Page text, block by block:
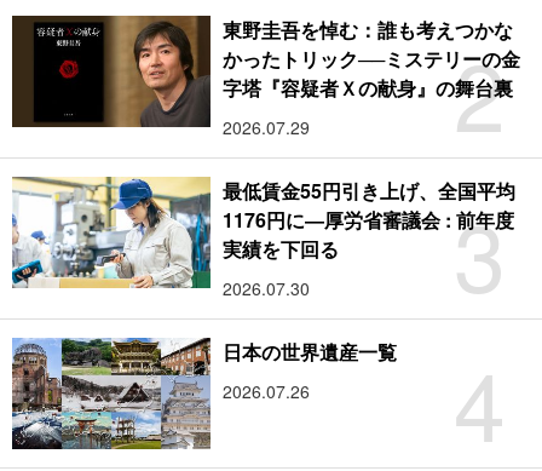
2
東野圭吾を悼む：誰も考えつかな
かったトリック──ミステリーの金
字塔『容疑者Ｘの献身』の舞台裏
2026.07.29
3
最低賃金55円引き上げ、全国平均
1176円に―厚労省審議会 : 前年度
実績を下回る
2026.07.30
4
日本の世界遺産一覧
2026.07.26